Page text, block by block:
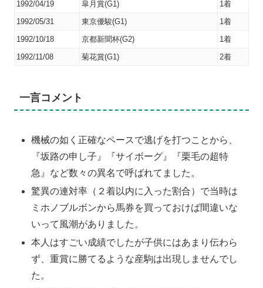
1992/04/19 皐月賞(G1)
1着
1992/05/31
東京優駿(G1)
1着
1992/10/18
京都新聞杯(G2)
1着
1992/11/08
菊花賞(G1) 2着
一言コメント
機械の如く正確なペースで逃げを打つことから、
『坂路の申し子』『サイボーグ』『栗毛の超特
急』など数々の異名で呼ばれてました。
驚異の連対率（２着以内に入った割合）で当時は
ミホノブルボンから馬券を買っておけば間違いな
いって風潮がありました。
本人はすごい成績でしたが子供にはあまり伝わら
ず、重賞に勝てるような産駒は出現しませんでし
た。